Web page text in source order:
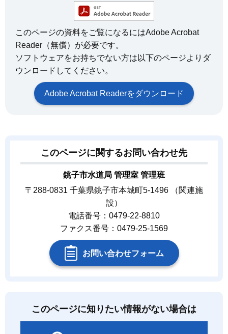
このページの資料をご覧になるにはAdobe Acrobat
Reader（無償）が必要です。
ソフトウェアをお持ちでない方は以下のページよりダ
ウンロードしてください。
Adobe Acrobat Readerをダウンロード
このページに関するお問い合わせ先
銚子市水道局 管理室 管理班
〒288-0831 千葉県銚子市本城町5-1496 （関連施
設）
電話番号：0479-22-8810
ファクス番号：0479-25-1569
お問い合わせフォーム
このページに知りたい情報がない場合は